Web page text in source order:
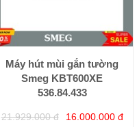
Máy hút mùi gắn tường
Smeg KBT600XE
536.84.433
21.929.000 đ 16.000.000 đ